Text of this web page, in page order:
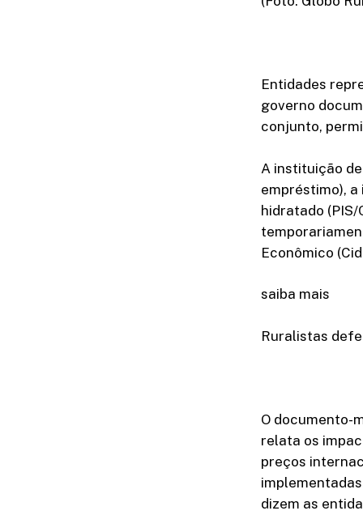
Entidades
governo
conjunto,
A instituição
empréstimo),
hidratado
Econômico
saiba mais
Ruralistas
O documento-
relata os
preços
dizem as